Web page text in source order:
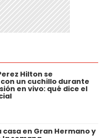
Hilton se
un cuchillo durante
en vivo: qué dice el
casa en Gran Hermano y